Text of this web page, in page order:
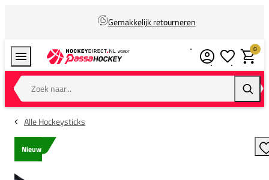
Gemakkelijk retourneren
Zoek naar...
0
Alle Hockeysticks
Nieuw